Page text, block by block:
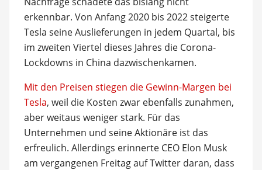
erkennbar. Von Anfang 2020 bis 2022 steigerte
Tesla seine Auslieferungen in jedem Quartal, bis
im zweiten Viertel dieses Jahres die Corona-
Lockdowns in China dazwischenkamen.
Mit den Preisen stiegen die Gewinn-Margen bei
Tesla, weil die Kosten zwar ebenfalls zunahmen,
aber weitaus weniger stark. Für das
Unternehmen und seine Aktionäre ist das
erfreulich. Allerdings erinnerte CEO Elon Musk
am vergangenen Freitag auf Twitter daran, dass